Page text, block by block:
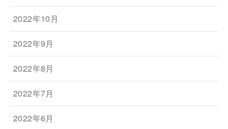
2022年10月
2022年9月
2022年8月
2022年7月
2022年6月